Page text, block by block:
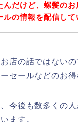
んだけど、螺髪の
ルの情報を配信して
店の話ではない
セールなどのお
今後も数多くの
ます。